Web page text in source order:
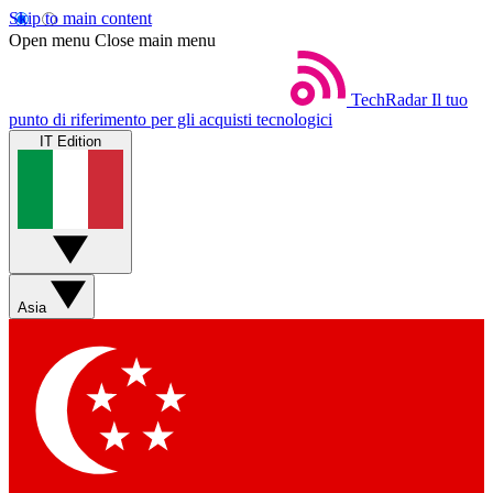
Skip to main content
Open menu Close main menu
TechRadar Il tuo
punto di riferimento per gli acquisti tecnologici
IT Edition
Asia